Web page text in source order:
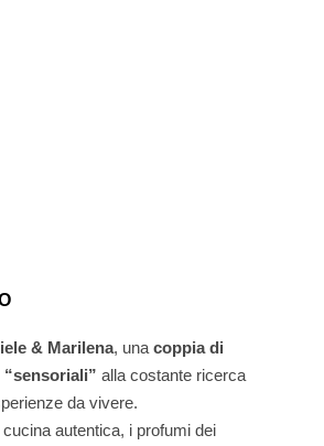
& Marilena, una coppia di
alla costante ricerca
da vivere.
cucina autentica, i profumi dei